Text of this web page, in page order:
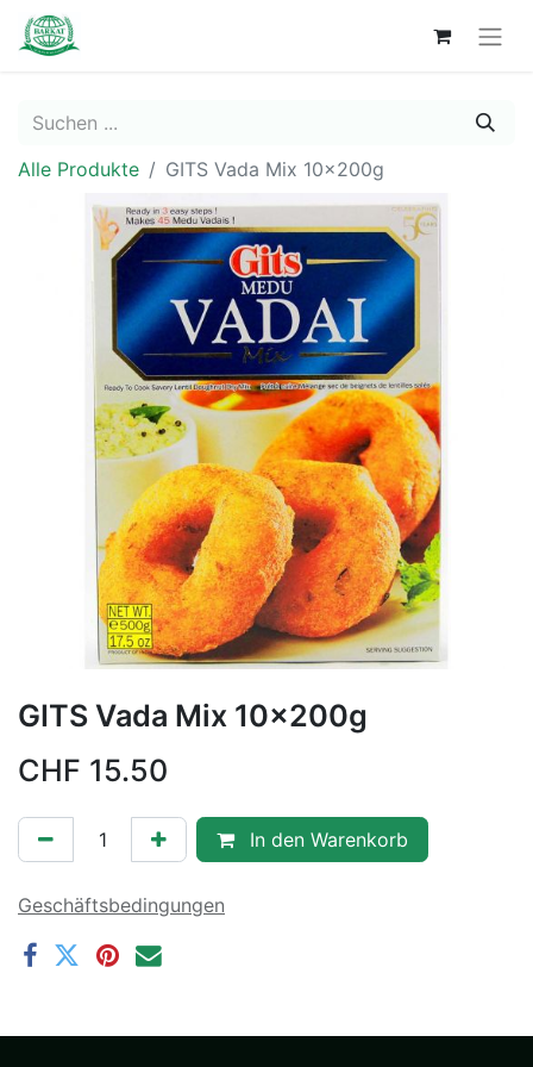
Alle Produkte GITS Vada Mix 10x200g
GITS Vada Mix 10x200g
CHF 15.50
In den Warenkorb
Geschäftsbedingungen